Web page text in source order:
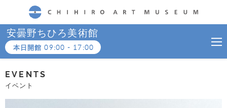
CHIHIRO ART MUSEUM
安曇野ちひろ美術館
本日開館09:00 - 17:00
EVENTS
イベント